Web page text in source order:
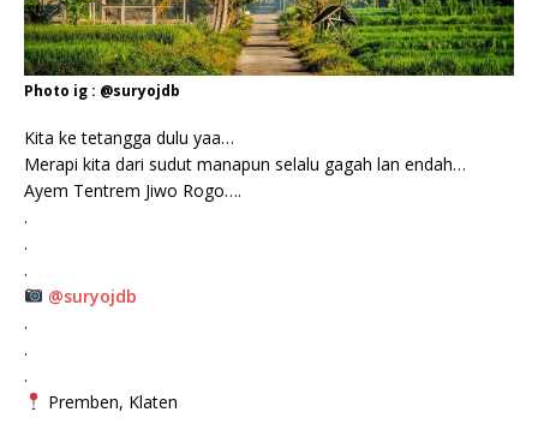
Photo ig : @suryojdb
Kita ke tetangga dulu yaa…
Merapi kita dari sudut manapun selalu gagah lan endah…
Ayem Tentrem Jiwo Rogo….
.
.
.
@suryojdb
.
.
.
Premben, Klaten